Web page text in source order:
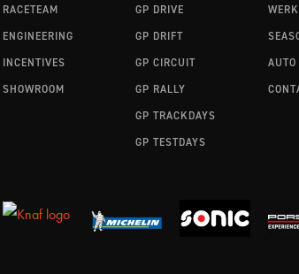
RACETEAM
ENGINEERING
INCENTIVES
SHOWROOM
GP DRIVE
GP DRIFT
GP CIRCUIT
GP RALLY
GP TRACKDAYS
GP TESTDAYS
AUTO